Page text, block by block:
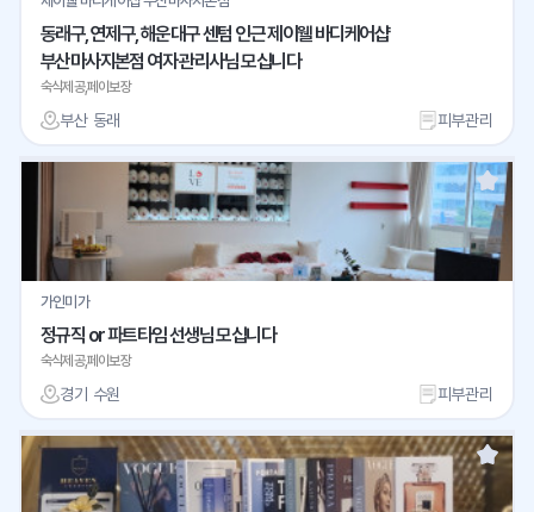
동래구, 연제구, 해운대구 센텀 인근 제이웰 바디케어샵
부산마사지본점 여자 관리사님 모십니다
숙식제공,페이보장
부산 동래 피부관리
가인미가
정규직 or 파트타임 선생님 모십니다
숙식제공,페이보장
경기 수원 피부관리